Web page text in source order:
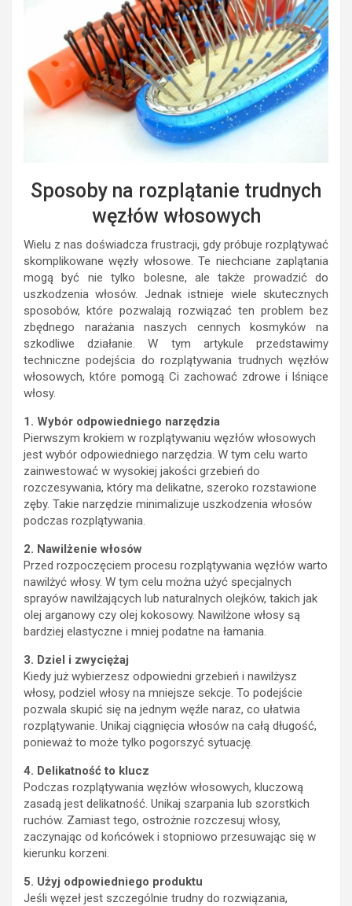
Sposoby na rozplątanie trudnych
węzłów włosowych
Wielu z nas doświadcza frustracji, gdy próbuje rozplątywać
skomplikowane węzły włosowe. Te niechciane zaplątania
mogą być nie tylko bolesne, ale także prowadzić do
uszkodzenia włosów. Jednak istnieje wiele skutecznych
sposobów, które pozwalają rozwiązać ten problem bez
zbędnego narażania naszych cennych kosmyków na
szkodliwe działanie. W tym artykule przedstawimy
techniczne podejścia do rozplątywania trudnych węzłów
włosowych, które pomogą Ci zachować zdrowe i lśniące
włosy.
1. Wybór odpowiedniego narzędzia
Pierwszym krokiem w rozplątywaniu węzłów włosowych
jest wybór odpowiedniego narzędzia. W tym celu warto
zainwestować w wysokiej jakości grzebień do
rozczesywania, który ma delikatne, szeroko rozstawione
zęby. Takie narzędzie minimalizuje uszkodzenia włosów
podczas rozplątywania.
2. Nawilżenie włosów
Przed rozpoczęciem procesu rozplątywania węzłów warto
nawilżyć włosy. W tym celu można użyć specjalnych
sprayów nawilżających lub naturalnych olejków, takich jak
olej arganowy czy olej kokosowy. Nawilżone włosy są
bardziej elastyczne i mniej podatne na łamania.
3. Dziel i zwyciężaj
Kiedy już wybierzesz odpowiedni grzebień i nawilżysz
włosy, podziel włosy na mniejsze sekcje. To podejście
pozwala skupić się na jednym węźle naraz, co ułatwia
rozplątywanie. Unikaj ciągnięcia włosów na całą długość,
ponieważ to może tylko pogorszyć sytuację.
4. Delikatność to klucz
Podczas rozplątywania węzłów włosowych, kluczową
zasadą jest delikatność. Unikaj szarpania lub szorstkich
ruchów. Zamiast tego, ostrożnie rozczesuj włosy,
zaczynając od końcówek i stopniowo przesuwając się w
kierunku korzeni.
5. Użyj odpowiedniego produktu
Jeśli węzeł jest szczególnie trudny do rozwiązania,